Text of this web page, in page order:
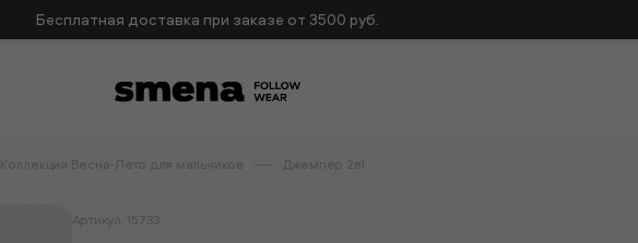
Бесплатная доставка при заказе от 3500 руб.
Коллекция Весна-Лето для мальчиков Джемпер 2в1
Артикул: 15733